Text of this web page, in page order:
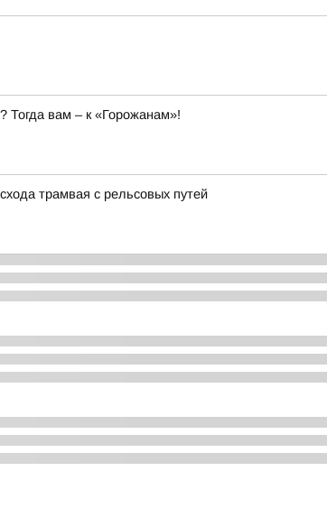
Тогда вам – к «Горожанам»!
трамвая с рельсовых путей